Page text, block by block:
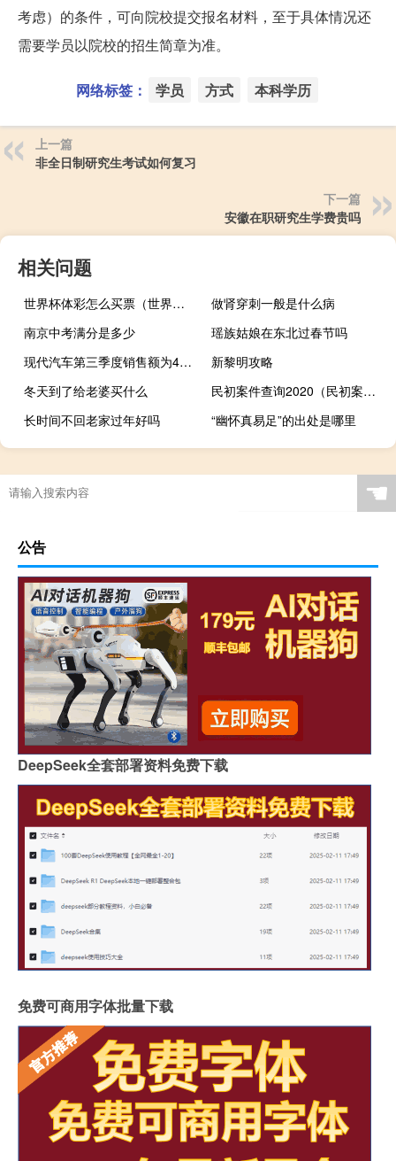
考虑）的条件，可向院校提交报名材料，至于具体情况还
需要学员以院校的招生简章为准。
网络标签： 学员 方式 本科学历
上一篇
非全日制研究生考试如何复习
下一篇
安徽在职研究生学费贵吗
相关问题
世界杯体彩怎么买票（世界杯体彩怎么买）
做肾穿刺一般是什么病
南京中考满分是多少
瑶族姑娘在东北过春节吗
现代汽车第三季度销售额为41.00万亿韩元市场预计为39.93万亿韩元现代汽车第三季度净利润3.19万亿韩元市场预估2.81万亿韩元
新黎明攻略
冬天到了给老婆买什么
民初案件查询2020（民初案件查询）
长时间不回老家过年好吗
“幽怀真易足”的出处是哪里
☚
公告
DeepSeek全套部署资料免费下载
免费可商用字体批量下载